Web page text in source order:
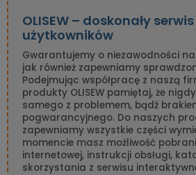
OLISEW – doskonały
użytkowników
Gwarantujemy o niezawodności
jak również zapewniamy
Podejmując współpracę z naszą
produkty OLISEW pamiętaj, że
samego z problemem, bądź
pogwarancyjnego. Do naszych
zapewniamy wszystkie części
momencie masz możliwość
internetowej, instrukcji obsługi,
skorzystania z serwisu